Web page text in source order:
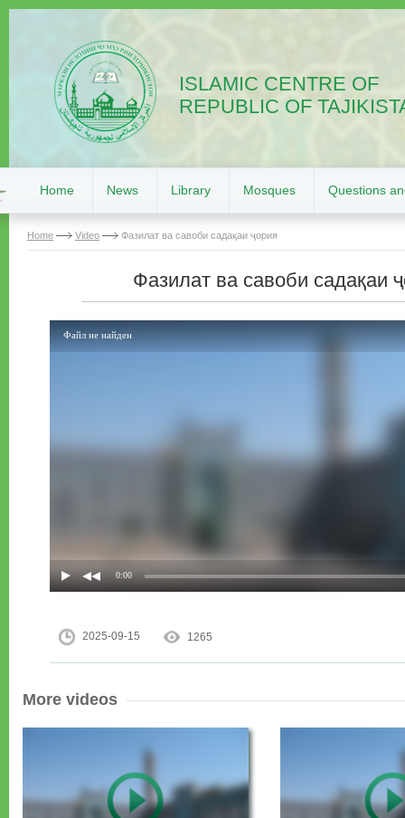
ISLAMIC CENTRE OF
REPUBLIC OF
Home News Library Mosques Questions
Home Video Фазилат ва савоби садақаи ҷория
Фазилат ва савоби садақаи
2025-09-15 1265
More videos